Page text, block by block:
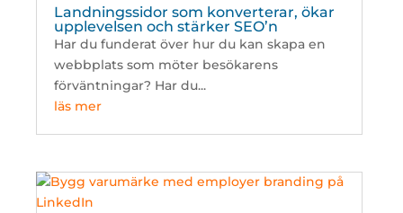
Landningssidor som konverterar, ökar
upplevelsen och stärker SEO’n
Har du funderat över hur du kan skapa en
webbplats som möter besökarens
förväntningar? Har du...
läs mer